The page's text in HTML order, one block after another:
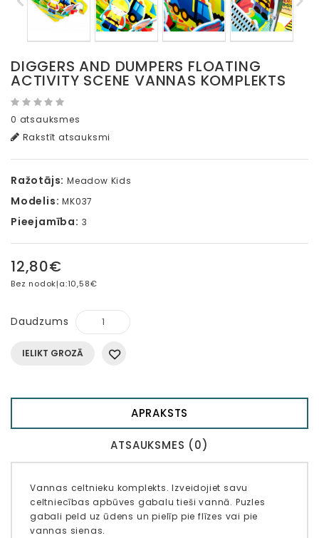
DIGGERS AND DUMPERS FLOATING
ACTIVITY SCENE VANNAS KOMPLEKTS
0 atsauksmes
Rakstīt atsauksmi
Ražotājs: Meadow Kids
Modelis: MK037
Pieejamība: 3
12,80€
Bez nodokļa:10,58€
Daudzums
IELIKT GROZĀ
APRAKSTS
ATSAUKSMES (0)
Vannas celtnieku komplekts. Izveidojiet savu
celtniecības apbūves gabalu tieši vannā. Puzles
gabali peld uz ūdens un pielīp pie flīzes vai pie
vannas sienas.